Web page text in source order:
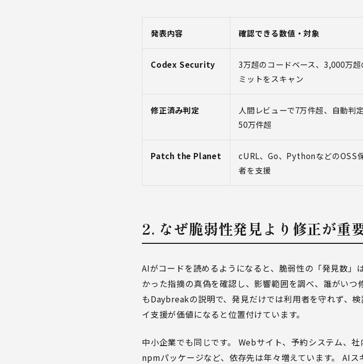
発表内容 確認できる数値・対象
Codex Security
3万超のコードベース、3,000万超
ミットをスキャン
修正済み判定
人間レビューで7万件超、自動判
50万件超
Patch the Planet
cURL、Go、PythonなどのOSS
者を支援
2. なぜ脆弱性発見より修正が重
AIがコードを読めるようになると、脆弱性の「発見数」
かった指摘の真偽を確認し、影響範囲を調べ、誰がい
もDaybreakの説明で、発見だけでは利用者を守れず、
イ支援が価値になると位置付けています。
中小企業でも同じです。 Webサイト、予約システム、
npmパッケージなど、依存先は年々増えています。 AI